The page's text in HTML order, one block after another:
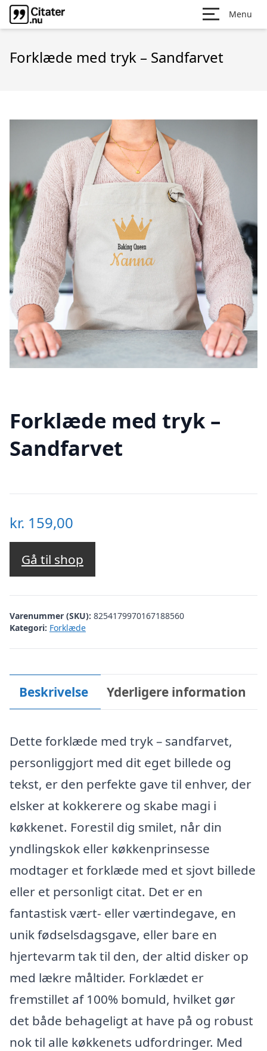
Menu
Forklæde med tryk – Sandfarvet
Forklæde med tryk –
Sandfarvet
kr. 159,00
Gå til shop
Varenummer (SKU): 8254179970167188560
Kategori: Forklæde
Beskrivelse Yderligere information
Dette forklæde med tryk – sandfarvet,
personliggjort med dit eget billede og
tekst, er den perfekte gave til enhver, der
elsker at kokkerere og skabe magi i
køkkenet. Forestil dig smilet, når din
yndlingskok eller køkkenprinsesse
modtager et forklæde med et sjovt billede
eller et personligt citat. Det er en
fantastisk vært- eller værtindegave, en
unik fødselsdagsgave, eller bare en
hjertevarm tak til den, der altid disker op
med lækre måltider. Forklædet er
fremstillet af 100% bomuld, hvilket gør
det både behageligt at have på og robust
nok til alle køkkenets udfordringer. Med